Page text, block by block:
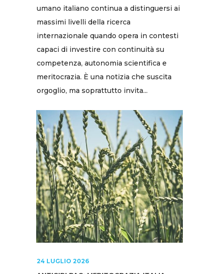
umano italiano continua a distinguersi ai
massimi livelli della ricerca
internazionale quando opera in contesti
capaci di investire con continuità su
competenza, autonomia scientifica e
meritocrazia. È una notizia che suscita
orgoglio, ma soprattutto invita...
24 LUGLIO 2026